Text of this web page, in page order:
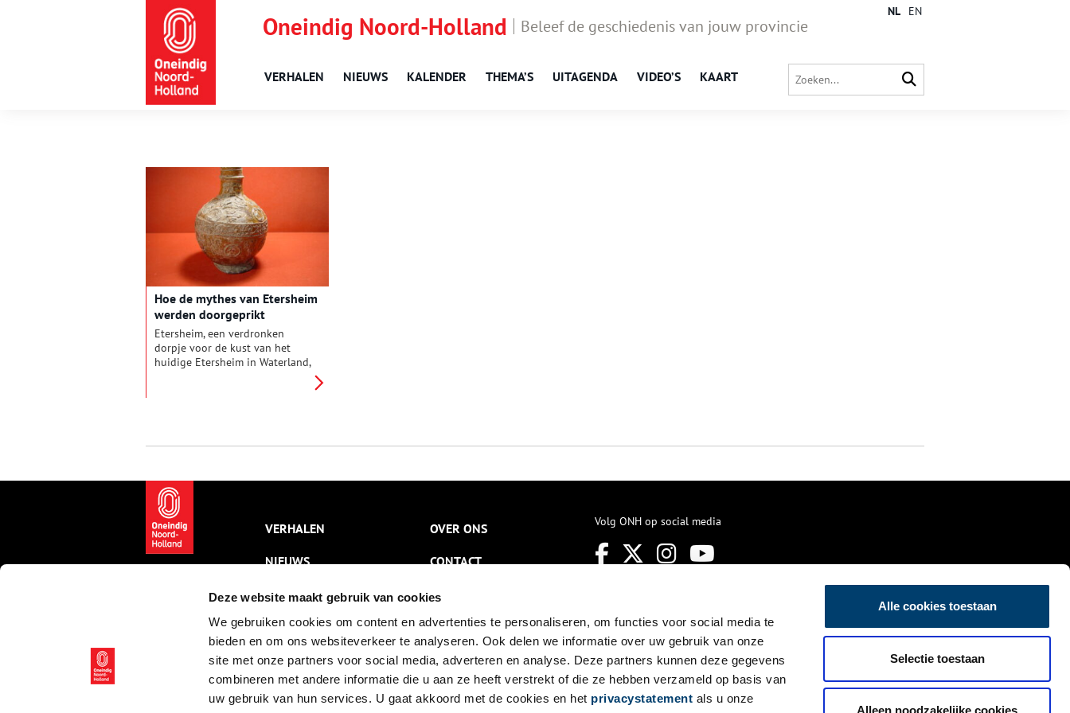
Deze website maakt gebruik van cookies
We gebruiken cookies om content en advertenties te personaliseren, om functies voor social media te
bieden en om ons websiteverkeer te analyseren. Ook delen we informatie over uw gebruik van onze
site met onze partners voor social media, adverteren en analyse. Deze partners kunnen deze gegevens
combineren met andere informatie die u aan ze heeft verstrekt of die ze hebben verzameld op basis van
uw gebruik van hun services. U gaat akkoord met de cookies en het privacystatement als u onze
Alle cookies toestaan
Selectie toestaan
Alleen noodzakelijke cookies
Oneindig Noord-Holland Beleef de geschiedenis van jouw provincie
VERHALEN NIEUWS KALENDER THEMA’S UITAGENDA VIDEO’S KAART
NL EN
Hoe de mythes van Etersheim
werden doorgeprikt
Etersheim, een verdronken
dorpje voor de kust van het
huidige Etersheim in Waterland,
zijn nu – helaas – doorgeprikt.
VERHALEN
NIEUWS
KALENDER
THEMA’S
ACTIVITEITEN
VIDEO’S
OVER ONS
CONTACT
NIEUWSBRIEF
DISCLAIMER
PRIVACY
TOEGANKELIJKHEID
Volg ONH op social media